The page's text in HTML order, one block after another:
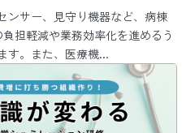
ンサー、見守り機器など、病棟
担軽減や業務効率化を進めるう
す。また、医療機...